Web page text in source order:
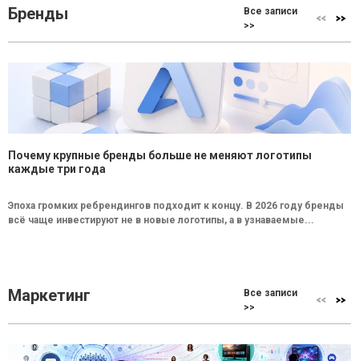
Бренды
Все записи
>>
Почему крупные бренды больше не меняют логотипы
каждые три года
Эпоха громких ребрендингов подходит к концу. В 2026 году бренды
всё чаще инвестируют не в новые логотипы, а в узнаваемые...
Маркетинг
Все записи
>>